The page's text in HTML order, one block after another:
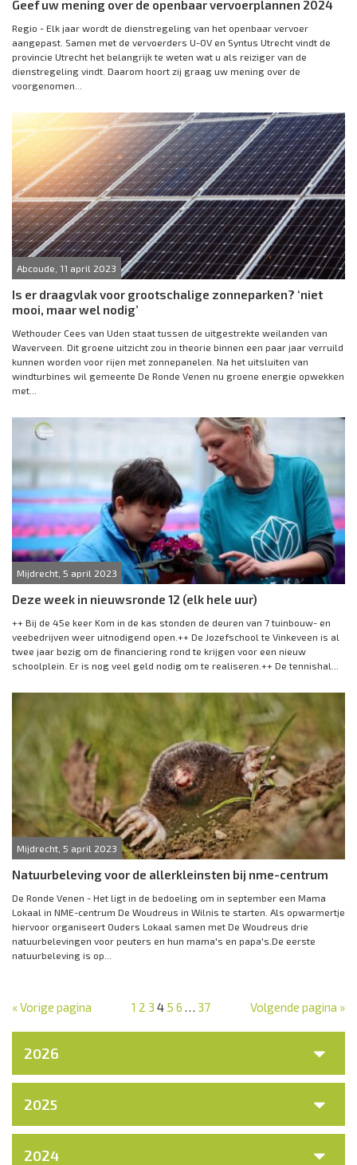
Geef uw mening over de openbaar vervoerplannen 2024
Regio - Elk jaar wordt de dienstregeling van het openbaar vervoer
aangepast. Samen met de vervoerders U-OV en Syntus Utrecht vindt de
provincie Utrecht het belangrijk te weten wat u als reiziger van de
dienstregeling vindt. Daarom hoort zij graag uw mening over de
voorgenomen...
Abcoude, 11 april 2023
Is er draagvlak voor grootschalige zonneparken? ‘niet
mooi, maar wel nodig’
Wethouder Cees van Uden staat tussen de uitgestrekte weilanden van
Waverveen. Dit groene uitzicht zou in theorie binnen een paar jaar verruild
kunnen worden voor rijen met zonnepanelen. Na het uitsluiten van
windturbines wil gemeente De Ronde Venen nu groene energie opwekken
met...
Mijdrecht, 5 april 2023
Deze week in nieuwsronde 12 (elk hele uur)
++ Bij de 45e keer Kom in de kas stonden de deuren van 7 tuinbouw- en
veebedrijven weer uitnodigend open.++ De Jozefschool te Vinkeveen is al
twee jaar bezig om de financiering rond te krijgen voor een nieuw
schoolplein. Er is nog veel geld nodig om te realiseren.++ De tennishal...
Mijdrecht, 5 april 2023
Natuurbeleving voor de allerkleinsten bij nme-centrum
De Ronde Venen - Het ligt in de bedoeling om in september een Mama
Lokaal in NME-centrum De Woudreus in Wilnis te starten. Als opwarmertje
hiervoor organiseert Ouders Lokaal samen met De Woudreus drie
natuurbelevingen voor peuters en hun mama's en papa's.De eerste
natuurbeleving is op...
« Vorige pagina 1 2 3 4 5 6 … 37 Volgende pagina »
2026
2025
2024